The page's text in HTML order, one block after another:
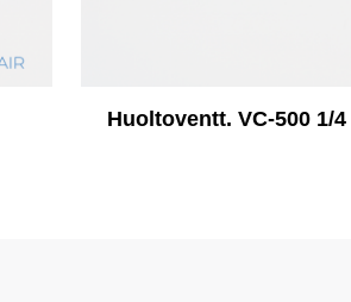
Huoltoventt. VC-500 1/